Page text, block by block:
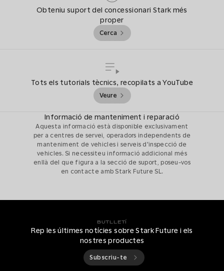
Obteniu suport del concessionari Stark més
proper
Cerca
Tots els tutorials tècnics, recopilats a YouTube
Veure
Informació de manteniment i reparació
Aquesta informació està disponible exclusivament
per a centres de servei, operadors independents de
manteniment de vehicles i serveis d'inspecció de
vehicles. Si necessiteu informació addicional més
enllà del que figura a la secció de suport, poseu-vos
en contacte amb Stark Future SL.
BUTLLETÍ
Rep les últimes notícies sobre Stark Future i els
nostres productes
Subscriu-te